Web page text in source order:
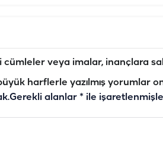
veya imalar, inançlara
harflerle yazılmış yorumlar
Gerekli alanlar * ile